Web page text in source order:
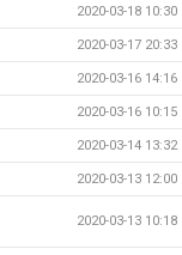
2020-03-18 10:30
2020-03-17 20:33
2020-03-16 14:16
2020-03-16 10:15
2020-03-14 13:32
2020-03-13 12:00
2020-03-13 10:18